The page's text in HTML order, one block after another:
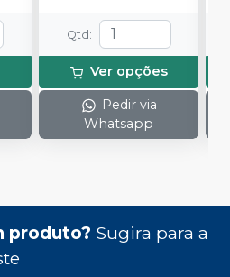
Qtd :
Ver opções
Pedir via
Whatsapp
produto? Sugira para a